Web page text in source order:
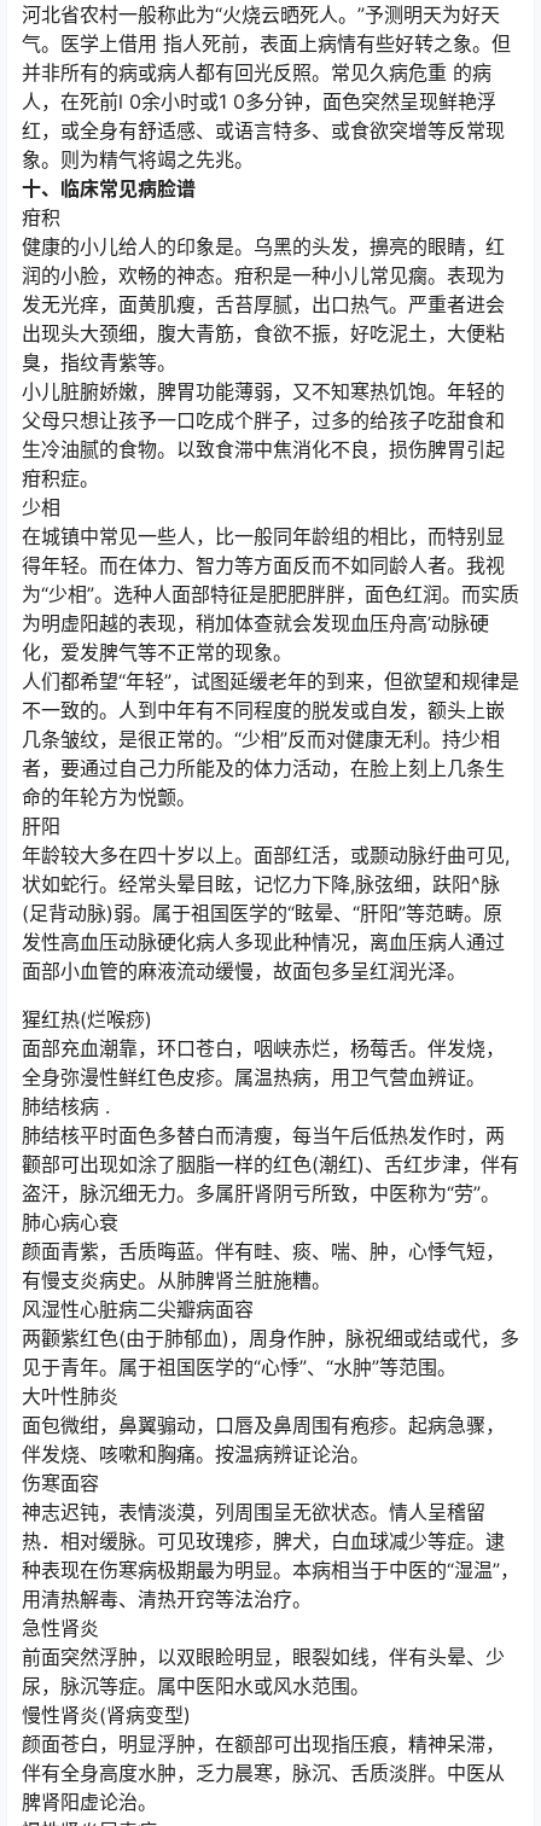
河北省农村一般称此为“火烧云晒死人。”予测明天为好天
气。医学上借用 指人死前，表面上病情有些好转之象。但
并非所有的病或病人都有回光反照。常见久病危重 的病
人，在死前l 0余小时或1 0多分钟，面色突然呈现鲜艳浮
红，或全身有舒适感、或语言特多、或食欲突增等反常现
象。则为精气将竭之先兆。
十、临床常见病脸谱
疳积
健康的小儿给人的印象是。乌黑的头发，擤亮的眼睛，红
润的小脸，欢畅的神态。疳积是一种小儿常见瘸。表现为
发无光痒，面黄肌瘦，舌苔厚腻，出口热气。严重者进会
出现头大颈细，腹大青筋，食欲不振，好吃泥土，大便粘
臭，指纹青紫等。
小儿脏腑娇嫩，脾胃功能薄弱，又不知寒热饥饱。年轻的
父母只想让孩予一口吃成个胖子，过多的给孩子吃甜食和
生冷油腻的食物。以致食滞中焦消化不良，损伤脾胃引起
疳积症。
少相
在城镇中常见一些人，比一般同年龄组的相比，而特别显
得年轻。而在体力、智力等方面反而不如同龄人者。我视
为“少相”。选种人面部特征是肥肥胖胖，面色红润。而实质
为明虚阳越的表现，稍加体查就会发现血压舟高’动脉硬
化，爱发脾气等不正常的现象。
人们都希望“年轻”，试图延缓老年的到来，但欲望和规律是
不一致的。人到中年有不同程度的脱发或自发，额头上嵌
几条皱纹，是很正常的。“少相”反而对健康无利。持少相
者，要通过自己力所能及的体力活动，在脸上刻上几条生
命的年轮方为悦颤。
肝阳
年龄较大多在四十岁以上。面部红活，或颞动脉纡曲可见,
状如蛇行。经常头晕目眩，记忆力下降,脉弦细，趺阳^脉
(足背动脉)弱。属于祖国医学的“眩晕、“肝阳”等范畴。原
发性高血压动脉硬化病人多现此种情况，离血压病人通过
面部小血管的麻液流动缓慢，故面包多呈红润光泽。
猩红热(烂喉痧)
面部充血潮靠，环口苍白，咽峡赤烂，杨莓舌。伴发烧，
全身弥漫性鲜红色皮疹。属温热病，用卫气营血辨证。
肺结核病 .
肺结核平时面色多替白而清瘦，每当午后低热发作时，两
颧部可出现如涂了胭脂一样的红色(潮红)、舌红步津，伴有
盗汗，脉沉细无力。多属肝肾阴亏所致，中医称为“劳”。
肺心病心衰
颜面青紫，舌质晦蓝。伴有畦、痰、喘、肿，心悸气短，
有慢支炎病史。从肺脾肾兰脏施糟。
风湿性心脏病二尖瓣病面容
两颧紫红色(由于肺郁血)，周身作肿，脉祝细或结或代，多
见于青年。属于祖国医学的“心悸”、“水肿”等范围。
大叶性肺炎
面包微绀，鼻翼骟动，口唇及鼻周围有疱疹。起病急骤，
伴发烧、咳嗽和胸痛。按温病辨证论治。
伤寒面容
神志迟钝，表情淡漠，列周围呈无欲状态。情人呈稽留
热．相对缓脉。可见玫瑰疹，脾犬，白血球减少等症。逮
种表现在伤寒病极期最为明显。本病相当于中医的“湿温”，
用清热解毒、清热开窍等法治疗。
急性肾炎
前面突然浮肿，以双眼睑明显，眼裂如线，伴有头晕、少
尿，脉沉等症。属中医阳水或风水范围。
慢性肾炎(肾病变型)
颜面苍白，明显浮肿，在额部可出现指压痕，精神呆滞，
伴有全身高度水肿，乏力晨寒，脉沉、舌质淡胖。中医从
脾肾阳虚论治。